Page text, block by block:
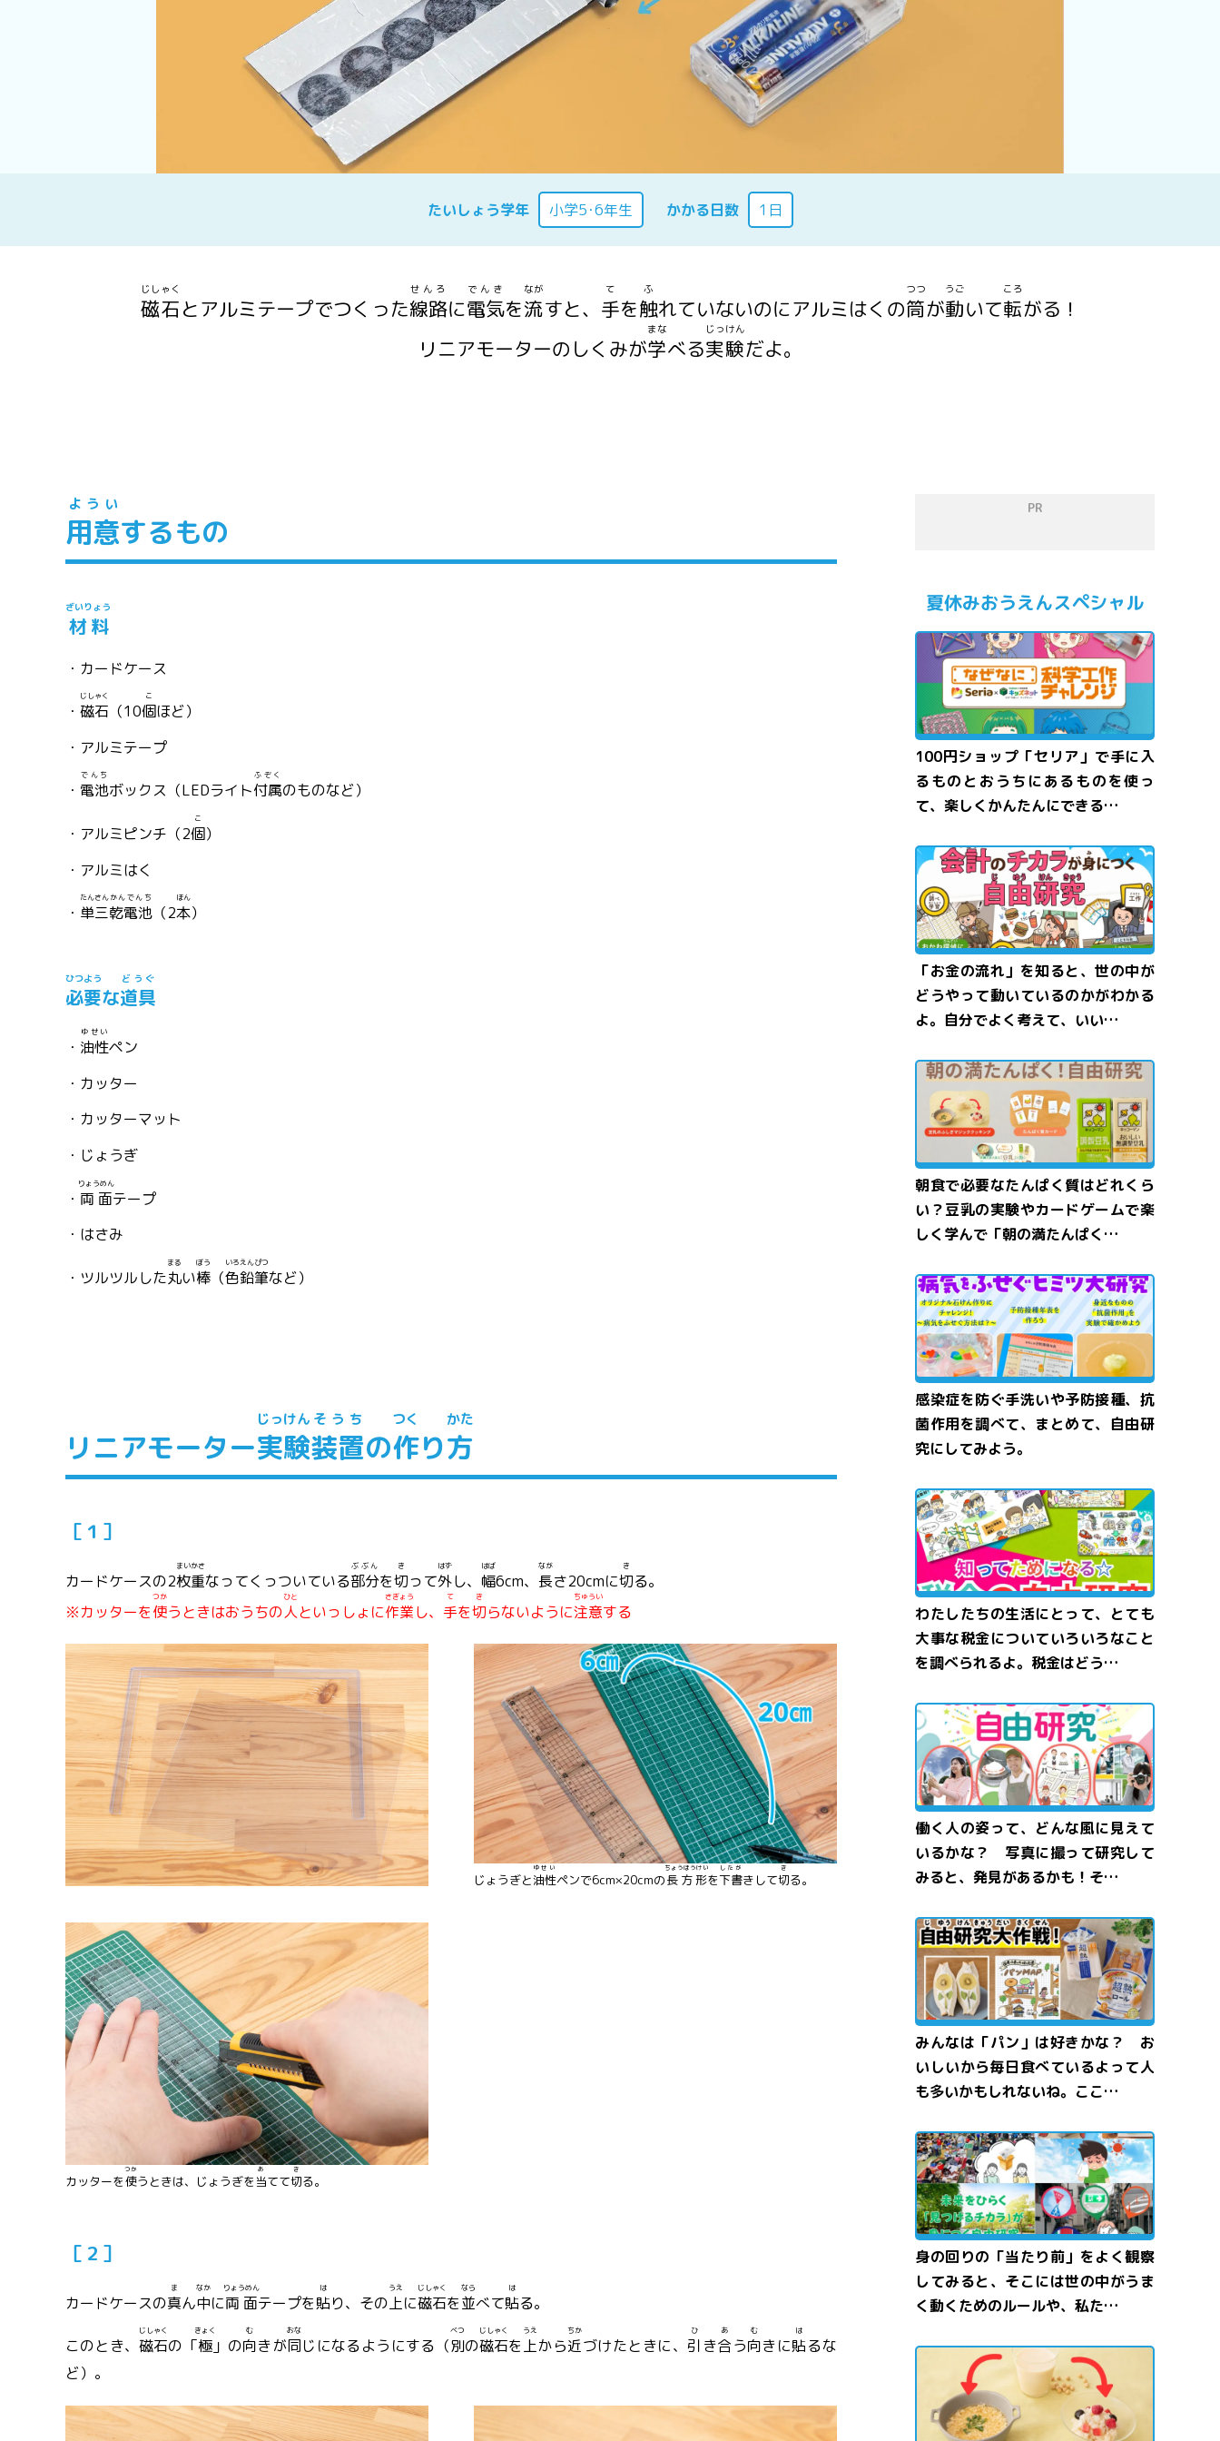
たいしょう学年 小学5･6年生 かかる日数 1日
磁石
じしゃく
とアルミテープでつくった線路
せんろ
に電気
でんき
を流
なが
すと、 手
て
を触
ふ
れていないのにアルミはくの筒
つつ
が動
うご
いて転
ころ
がる！
リニアモーターのしくみが学
まな
べる実験
じっけん
だよ。
用意
ようい
するもの
材料
ざいりょう
・カードケース
・ 磁石
じしゃく
（10個
こ
ほど）
・アルミテープ
・ 電池
でんち
ボックス（LEDライト付属
ふぞく
のものなど）
・アルミピンチ（2個
こ
）
・アルミはく
・ 単三
たんさん
乾電池
かんでんち
（2本
ほん
）
必要
ひつよう
な道具
どうぐ
・ 油性
ゆせい
ペン
・カッター
・カッターマット
・じょうぎ
・ 両面
りょうめん
テープ
・はさみ
・ツルツルした丸
まる
い棒
ぼう
（色鉛筆
いろえんぴつ
など）
リニアモーター実験
じっけん
装置
そうち
の作
つく
り方
かた
［１］
カードケースの2枚
まい
重
かさ
なってくっついている部分
ぶぶん
を切
き
って外
はず
し、 幅
はば
6cm、 長
なが
さ20cmに切
き
る。
※カッターを使
つか
うときはおうちの人
ひと
といっしょに作業
さぎょう
し、 手
て
を切
き
らないように注意
ちゅうい
する
じょうぎと油性
ゆせい
ペンで6cm×20cmの長方形
ちょうほうけい
を下書
したが
きして切
き
る。
カッターを使
つか
うときは、じょうぎを 当
あ
てて切
き
る。
［２］
カードケースの真
ま
ん中
なか
に両面
りょうめん
テープを貼
は
り、その上
うえ
に磁石
じしゃく
を並
なら
べて貼
は
る。
このとき、 磁石
じしゃく
の「極
きょく
」の向
む
きが同
おな
じになるようにする（別
べつ
の磁石
じしゃく
を上
うえ
から近
ちか
づけたときに、 引
ひ
き合
あ
う向
む
きに貼
は
るな
ど）。
PR
夏休みおうえんスペシャル
100円ショップ「セリア」で手に入
るものとおうちにあるものを使っ
て、楽しくかんたんにできる…
「お金の流れ」を知ると、世の中が
どうやって動いているのかがわかる
よ。自分でよく考えて、いい…
朝食で必要なたんぱく質はどれくら
い？豆乳の実験やカードゲームで楽
しく学んで「朝の満たんぱく…
感染症を防ぐ手洗いや予防接種、抗
菌作用を調べて、まとめて、自由研
究にしてみよう。
わたしたちの生活にとって、とても
大事な税金についていろいろなこと
を調べられるよ。税金はどう…
働く人の姿って、どんな風に見えて
いるかな？ 写真に撮って研究して
みると、発見があるかも！そ…
みんなは「パン」は好きかな？ お
いしいから毎日食べているよって人
も多いかもしれないね。ここ…
身の回りの「当たり前」をよく観察
してみると、そこには世の中がうま
く動くためのルールや、私た…
とうにゅう のすがたかたちを
えてみよう！
ふしぎマジッククッキング">